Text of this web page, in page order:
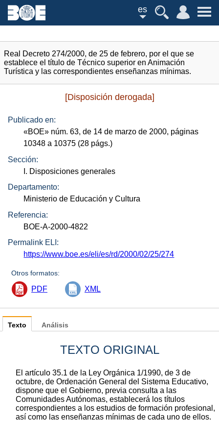
es
Real Decreto 274/2000, de 25 de febrero, por el que se
establece el título de Técnico superior en Animación
Turística y las correspondientes enseñanzas mínimas.
[Disposición derogada]
Publicado en:
«BOE» núm. 63, de 14 de marzo de 2000, páginas
10348 a 10375 (28 págs.)
Sección:
I. Disposiciones generales
Departamento:
Ministerio de Educación y Cultura
Referencia:
BOE-A-2000-4822
Permalink ELI:
https://www.boe.es/eli/es/rd/2000/02/25/274
Otros formatos:
PDF XML
Texto
TEXTO ORIGINAL
El artículo 35.1 de la Ley Orgánica 1/1990, de 3 de
octubre, de Ordenación General del Sistema Educativo,
dispone que el Gobierno, previa consulta a las
Comunidades Autónomas, establecerá los títulos
correspondientes a los estudios de formación profesional,
así como las enseñanzas mínimas de cada uno de ellos.
Análisis